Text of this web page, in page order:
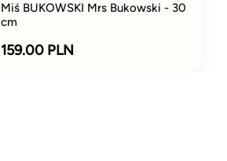
Miś BUKOWSKI Mrs Bukowski - 30
cm
159.00 PLN